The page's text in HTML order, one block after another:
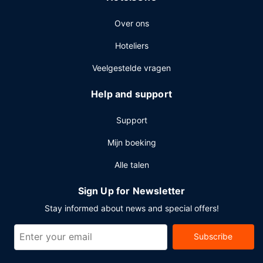
conferentiecentrum en vergaderruimtes zijn enkele van de
van/naar de luchthaven (op geplande tijden beschikbaar)
die gratis wordt aangeboden.
Over ons
Hoteliers
Veelgestelde vragen
Help and support
Support
Mijn boeking
Alle talen
Sign Up for Newsletter
Stay informed about news and special offers!
Subscribe